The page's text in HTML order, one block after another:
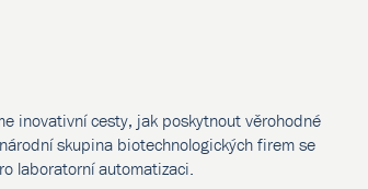
inovativní cesty, jak poskytnout věrohodné
skupina biotechnologických firem se
laboratorní automatizaci.